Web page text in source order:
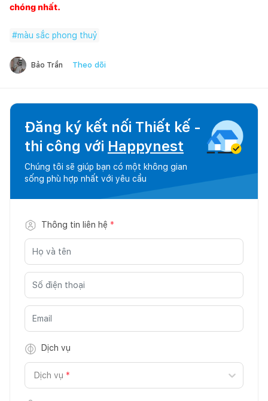
chóng nhất.
#màu sắc phong thuỷ
Bảo Trần Theo dõi
Đăng ký kết nối Thiết kế -
thi công với Happynest
Chúng tôi sẽ giúp bạn có một không gian
sống phù hợp nhất với yêu cầu
Thông tin liên hệ *
Dịch vụ
Dịch vụ *